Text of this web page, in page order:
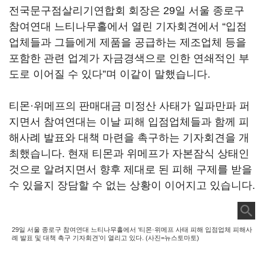
전국문구점살리기연합회 회장은 29일 서울 종로구
참여연대 느티나무홀에서 열린 기자회견에서 “입점
업체들과 그들에게 제품을 공급하는 제조업체 등을
포함한 관련 업계가 자금경색으로 인한 연쇄적인 부
도로 이어질 수 있다”며 이같이 말했습니다.
티몬·위메프의 판매대금 미정산 사태가 일파만파 퍼
지면서 참여연대는 이날 피해 입점업체들과 함께 피
해사례 발표와 대책 마련을 촉구하는 기자회견을 개
최했습니다. 현재 티몬과 위메프가 자본잠식 상태인
것으로 알려지면서 향후 제대로 된 피해 구제를 받을
수 있을지 장담할 수 없는 상황이 이어지고 있습니다.
29일 서울 종로구 참여연대 느티나무홀에서 ‘티몬·위메프 사태 피해 입점업체 피해사
례 발표 및 대책 촉구 기자회견’이 열리고 있다. (사진=뉴스토마토)